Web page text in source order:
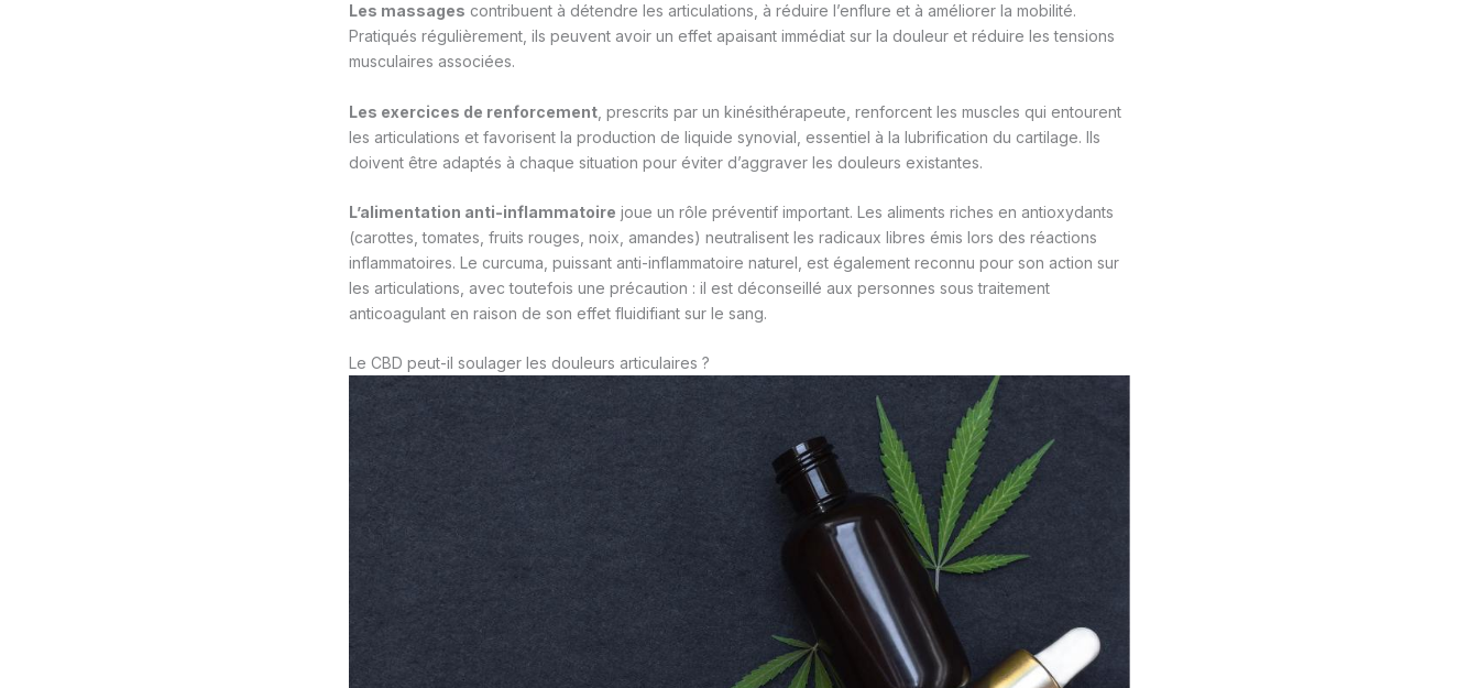
Les massages contribuent à détendre les articulations, à réduire l’enflure et à améliorer la mobilité.
Pratiqués régulièrement, ils peuvent avoir un effet apaisant immédiat sur la douleur et réduire les tensions
musculaires associées.
Les exercices de renforcement , prescrits par un kinésithérapeute, renforcent les muscles qui entourent
les articulations et favorisent la production de liquide synovial, essentiel à la lubrification du cartilage. Ils
doivent être adaptés à chaque situation pour éviter d’aggraver les douleurs existantes.
L’alimentation anti-inflammatoire joue un rôle préventif important. Les aliments riches en antioxydants
(carottes, tomates, fruits rouges, noix, amandes) neutralisent les radicaux libres émis lors des réactions
inflammatoires. Le curcuma, puissant anti-inflammatoire naturel, est également reconnu pour son action sur
les articulations, avec toutefois une précaution : il est déconseillé aux personnes sous traitement
anticoagulant en raison de son effet fluidifiant sur le sang.
Le CBD peut-il soulager les douleurs articulaires ?